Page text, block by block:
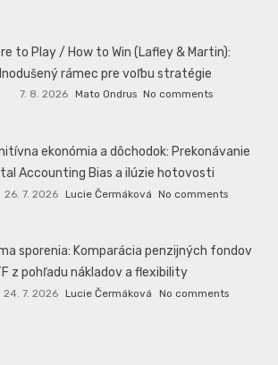
to Play / How to Win (Lafley & Martin):
rámec pre voľbu stratégie
7. 8. 2026 Mato Ondrus No comments
ekonómia a dôchodok: Prekonávanie
Accounting Bias a ilúzie hotovosti
26. 7. 2026 Lucie Čermáková No comments
sporenia: Komparácia penzijných fondov
z pohľadu nákladov a flexibility
24. 7. 2026 Lucie Čermáková No comments